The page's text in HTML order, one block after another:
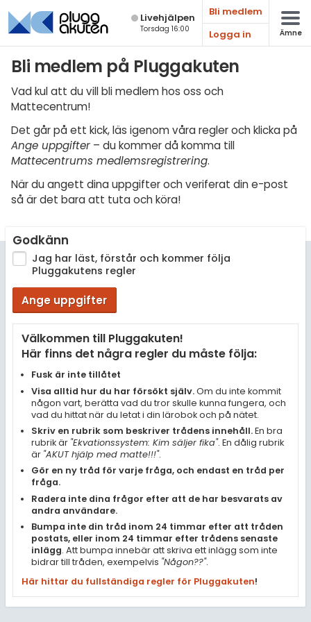
Live­hjälpen
Torsdag 16:00
Bli medlem
Logga in
Ämne
Bli medlem på Pluggakuten
Vad kul att du vill bli medlem hos oss och
Mattecentrum!
Det går på ett kick, läs igenom våra regler och klicka på
Ange uppgifter – du kommer då komma till
Mattecentrums medlemsregistrering.
När du angett dina uppgifter och veriferat din e-post
så är det bara att tuta och köra!
Godkänn
Jag har läst, förstår och kommer följa
Pluggakutens regler
Ange uppgifter
Välkommen till Pluggakuten!
Här finns det några regler du måste följa:
Fusk är inte tillåtet
Visa alltid hur du har försökt själv.Om du inte kommit
någon vart, berätta vad du tror skulle kunna fungera, och
vad du hittat när du letat i din lärobok och på nätet.
Skriv en rubrik som beskriver trådens innehåll.En bra
rubrik är "Ekvationssystem: Kim säljer fika". En dålig rubrik
är "AKUT hjälp med matte!!!".
Gör en ny tråd för varje fråga, och endast en tråd per
fråga.
Radera inte dina frågor efter att de har besvarats av
andra användare.
Bumpa inte din tråd inom 24 timmar efter att tråden
postats, eller inom 24 timmar efter trådens senaste
inlägg. Att bumpa innebär att skriva ett inlägg som inte
bidrar till tråden, exempelvis "Någon??".
Här hittar du fullständiga regler för Pluggakuten!
Matematik
Fysik
Biologi
Teknik & Bygg
Programmering
Engelska
Ekonomi
Övriga diskussioner
Livehjälpen
Regler
För lärare
15 inloggade
Om Pluggakuten